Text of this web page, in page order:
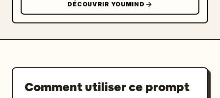
DÉCOUVRIR YOUMIND
Comment utiliser ce prompt